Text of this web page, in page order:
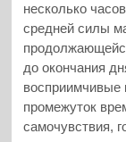
несколько
средней силы
до окончания
восприимчивые
промежуток
самочувствия,